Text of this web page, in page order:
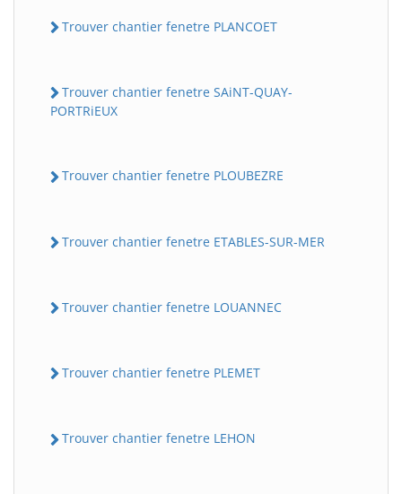
Trouver chantier fenetre PLANCOET
Trouver chantier fenetre SAiNT-QUAY-
PORTRiEUX
Trouver chantier fenetre PLOUBEZRE
Trouver chantier fenetre ETABLES-SUR-MER
Trouver chantier fenetre LOUANNEC
Trouver chantier fenetre PLEMET
Trouver chantier fenetre LEHON